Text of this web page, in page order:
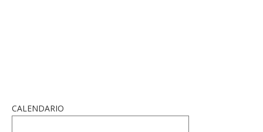
CALENDARIO